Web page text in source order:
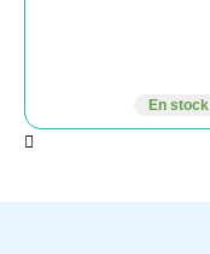
En stock